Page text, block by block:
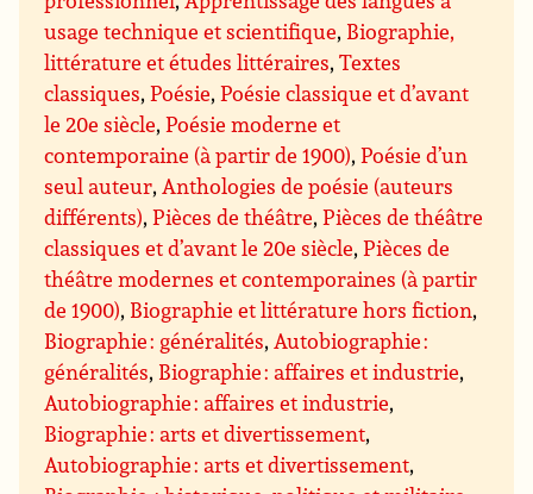
usage technique et scientifique, Biographie,
littérature et études littéraires,Textes
classiques,Poésie,Poésie classique et d’avant
le 20e siècle,Poésie moderne et
contemporaine (à partir de 1900),Poésie d’un
seul auteur,Anthologies de poésie (auteurs
différents),Pièces de théâtre,Pièces de théâtre
classiques et d’avant le 20e siècle,Pièces de
théâtre modernes et contemporaines (à partir
de 1900), Biographie et littérature hors fiction,
Biographie : généralités,Autobiographie :
généralités, Biographie : affaires et industrie,
Autobiographie : affaires et industrie,
Biographie : arts et divertissement,
Autobiographie : arts et divertissement,